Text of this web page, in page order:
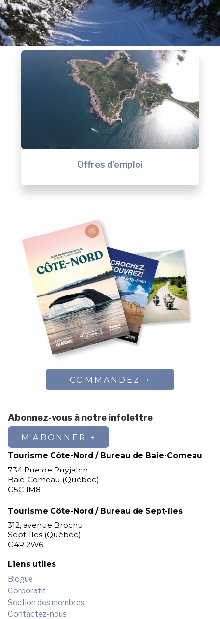
Offres d'emploi
COMMANDEZ
Abonnez-vous à notre infolettre
M'ABONNER
Tourisme Côte-Nord / Bureau de Baie-Comeau
734 Rue de Puyjalon
Baie-Comeau (Québec)
G5C 1M8
Tourisme Côte-Nord / Bureau de Sept-îles
312, avenue Brochu
Sept-Îles (Québec)
G4R 2W6
Liens utiles
Blogue
Corporatif
Section des membres
Contactez-nous